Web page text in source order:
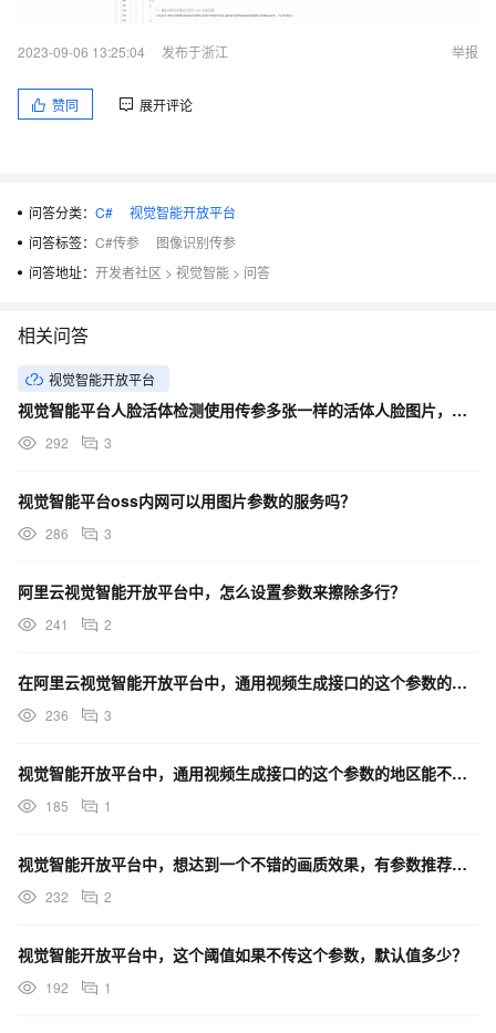
2023-09-06 13:25:04 发布于浙江 举报
赞同 展开评论
问答分类： C#
视觉智能开放平台
问答标签： C#传参
图像识别传参
问答地址： 开发者社区 > 视觉智能 > 问答
相关问答
视觉智能开放平台
视觉智能平台人脸活体检测使用传参多张一样的活体人脸图片，这种情况接口都是返回成功的是吗？
292 3
视觉智能平台oss内网可以用图片参数的服务吗？
286 3
阿里云视觉智能开放平台中，怎么设置参数来擦除多行？
241 2
在阿里云视觉智能开放平台中，通用视频生成接口的这个参数的地区能不能修改？
236 3
视觉智能开放平台中，通用视频生成接口的这个参数的地区能不能修改?
185 1
视觉智能开放平台中，想达到一个不错的画质效果，有参数推荐嘛？
232 2
视觉智能开放平台中，这个阈值如果不传这个参数，默认值多少？
192 1